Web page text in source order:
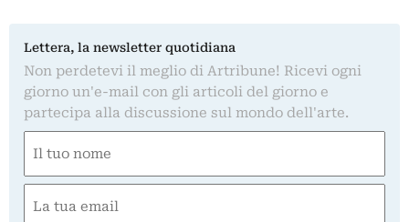
Lettera, la newsletter quotidiana
Non perdetevi il meglio di Artribune! Ricevi ogni
giorno un'e-mail con gli articoli del giorno e
partecipa alla discussione sul mondo dell'arte.
(Required)
First
(Required)